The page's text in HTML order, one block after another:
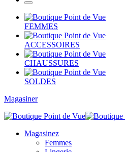
FEMMES
ACCESSOIRES
CHAUSSURES
SOLDES
Magasiner
Magasinez
Femmes